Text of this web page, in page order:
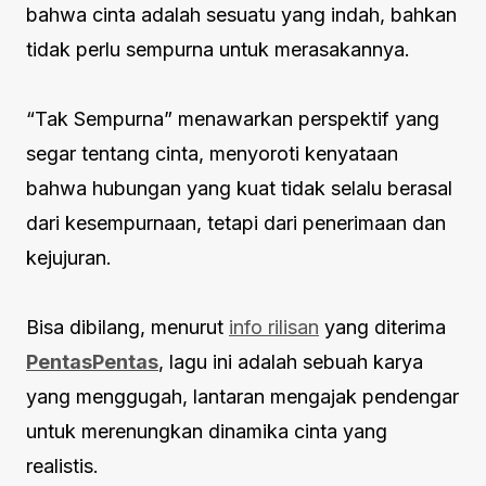
bahwa cinta adalah sesuatu yang indah, bahkan
tidak perlu sempurna untuk merasakannya.
“Tak Sempurna” menawarkan perspektif yang
segar tentang cinta, menyoroti kenyataan
bahwa hubungan yang kuat tidak selalu berasal
dari kesempurnaan, tetapi dari penerimaan dan
kejujuran.
Bisa dibilang, menurut info rilisan yang diterima
PentasPentas, lagu ini adalah sebuah karya
yang menggugah, lantaran mengajak pendengar
untuk merenungkan dinamika cinta yang
realistis.